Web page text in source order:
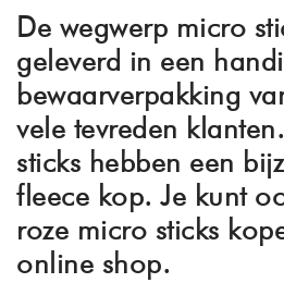
De wegwerp micro
geleverd in een
bewaarverpakking
vele tevreden klanten.
sticks hebben een
fleece kop. Je kunt
roze micro sticks
online shop.